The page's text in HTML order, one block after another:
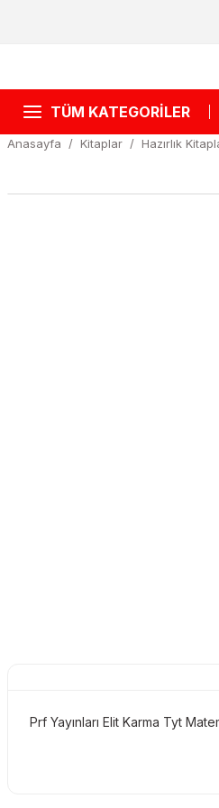
TÜM KATEGORİLER
Anasayfa Kitaplar Hazırlık
Prf Yayınları Elit Karma Tyt